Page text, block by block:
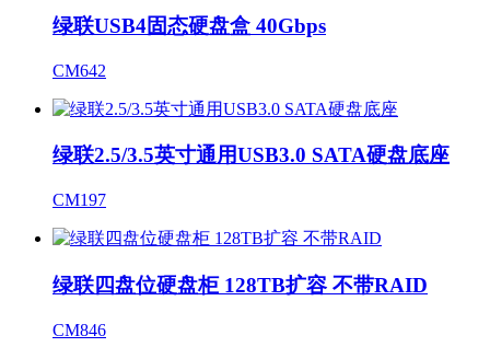
绿联USB4固态硬盘盒 40Gbps
CM642
绿联2.5/3.5英寸通用USB3.0 SATA硬盘底座
CM197
绿联四盘位硬盘柜 128TB扩容 不带RAID
CM846